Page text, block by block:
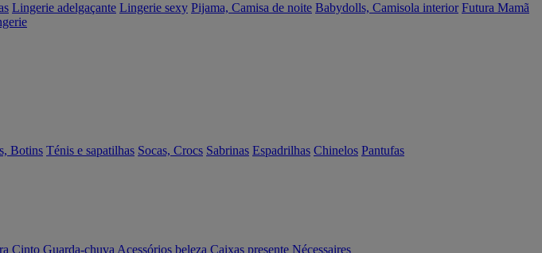
Lingerie adelgaçante Lingerie sexy Pijama, Camisa de noite Babydolls, Camisola interior Futura Mamã
Botins Ténis e sapatilhas Socas, Crocs Sabrinas Espadrilhas Chinelos Pantufas
Cinto Guarda-chuva Acessórios beleza Caixas presente Nécessaires